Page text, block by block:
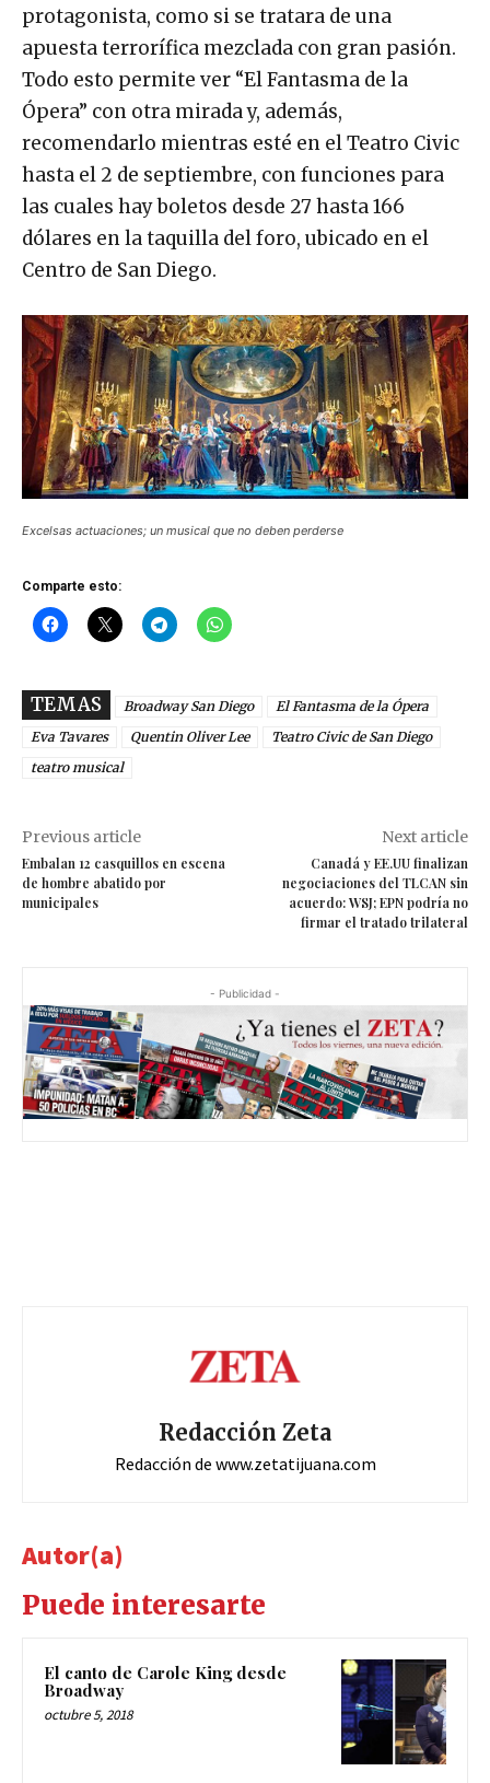
protagonista, como si se tratara de una
apuesta terrorífica mezclada con gran pasión.
Todo esto permite ver “El Fantasma de la
Ópera” con otra mirada y, además,
recomendarlo mientras esté en el Teatro Civic
hasta el 2 de septiembre, con funciones para
las cuales hay boletos desde 27 hasta 166
dólares en la taquilla del foro, ubicado en el
Centro de San Diego.
Excelsas actuaciones; un musical que no deben perderse
Comparte esto:
TEMAS Broadway San Diego
El Fantasma de la Ópera
Eva Tavares
Quentin Oliver Lee
Teatro Civic de San Diego
teatro musical
Previous article
Embalan 12 casquillos en escena
de hombre abatido por
municipales
Next article
Canadá y EE.UU finalizan
negociaciones del TLCAN sin
acuerdo: WSJ; EPN podría no
firmar el tratado trilateral
- Publicidad -
Redacción Zeta
Redacción de www.zetatijuana.com
Autor(a)
Puede interesarte
El canto de Carole King desde
Broadway
octubre 5, 2018